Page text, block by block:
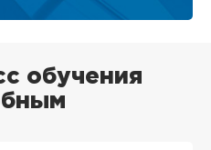
обучения